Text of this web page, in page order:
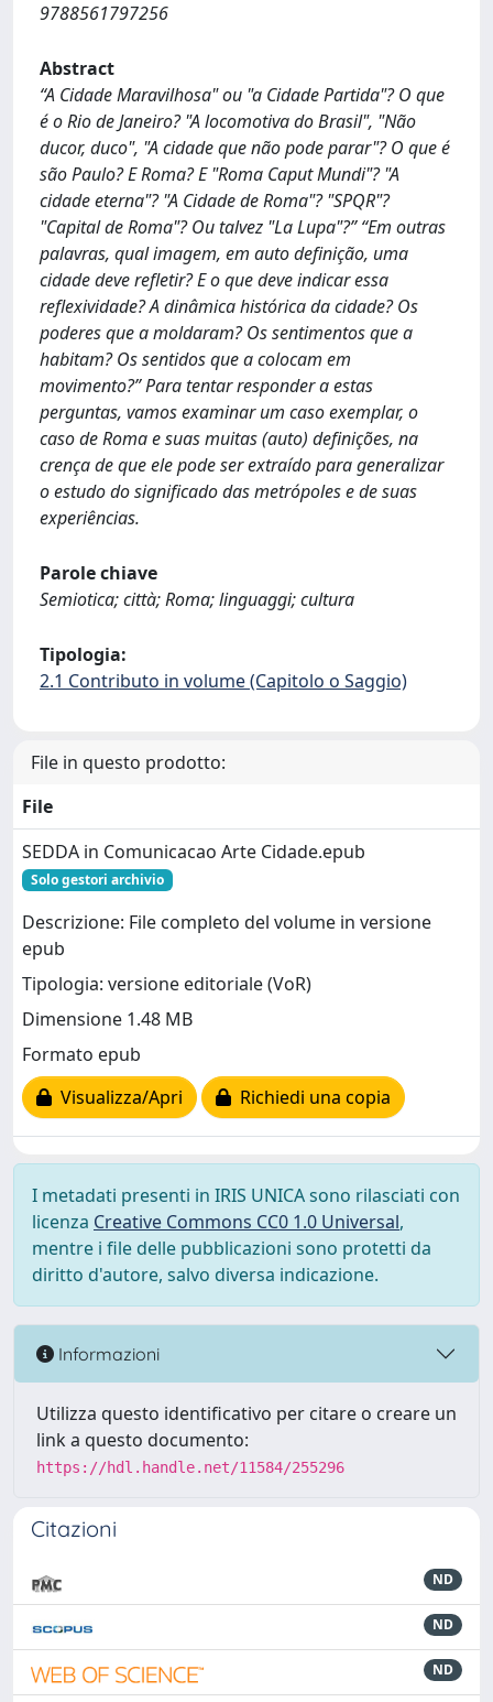
9788561797256
Abstract
“A Cidade Maravilhosa" ou "a Cidade Partida"? O que
é o Rio de Janeiro? "A locomotiva do Brasil", "Não
ducor, duco", "A cidade que não pode parar"? O que é
são Paulo? E Roma? E "Roma Caput Mundi"? "A
cidade eterna"? "A Cidade de Roma"? "SPQR"?
"Capital de Roma"? Ou talvez "La Lupa"?” “Em outras
palavras, qual imagem, em auto definição, uma
cidade deve refletir? E o que deve indicar essa
reflexividade? A dinâmica histórica da cidade? Os
poderes que a moldaram? Os sentimentos que a
habitam? Os sentidos que a colocam em
movimento?” Para tentar responder a estas
perguntas, vamos examinar um caso exemplar, o
caso de Roma e suas muitas (auto) definições, na
crença de que ele pode ser extraído para generalizar
o estudo do significado das metrópoles e de suas
experiências.
Parole chiave
Semiotica; città; Roma; linguaggi; cultura
Tipologia:
2.1 Contributo in volume (Capitolo o Saggio)
File in questo prodotto:
File
SEDDA in Comunicacao Arte Cidade.epub
Solo gestori archivio
Descrizione: File completo del volume in versione
epub
Tipologia: versione editoriale (VoR)
Dimensione 1.48 MB
Formato epub
Visualizza/Apri
Richiedi una copia
I metadati presenti in IRIS UNICA sono rilasciati con
licenza Creative Commons CC0 1.0 Universal,
mentre i file delle pubblicazioni sono protetti da
diritto d'autore, salvo diversa indicazione.
Informazioni
Utilizza questo identificativo per citare o creare un
link a questo documento:
https://hdl.handle.net/11584/255296
Citazioni
ND
ND
ND